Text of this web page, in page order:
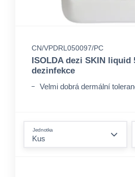
CN/VPDRL050097/PC
ISOLDA dezi SKIN liquid
dezinfekce
Velmi dobrá dermální
Jednotka